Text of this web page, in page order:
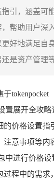
引，涵盖可
帮助用户深
好地满足自
是资产管理
于tokenpocket
置展开全攻
的价格设置指
注意事项等内
中进行价格
过程中的需求